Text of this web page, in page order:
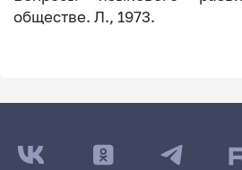
обществе. Л., 1973.